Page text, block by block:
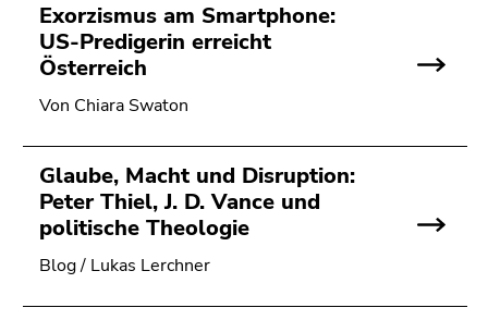
Exorzismus am Smartphone:
US-Predigerin erreicht
Österreich
Von Chiara Swaton
Glaube, Macht und Disruption:
Peter Thiel, J. D. Vance und
politische Theologie
Blog / Lukas Lerchner